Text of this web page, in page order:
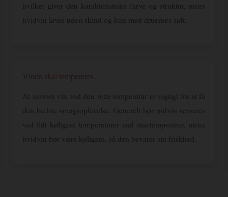
hvilket giver den karakteristiske farve og struktur, mens
hvidvin laves uden skind og kun med druernes saft.
Vinen skal tempereres
At servere vin ved den rette temperatur er vigtigt for at få
den bedste smagsoplevelse. Generelt bør rødvin serveres
ved lidt køligere temperaturer end stuetemperatur, mens
hvidvin bør være køligere, så den bevarer sin friskhed.